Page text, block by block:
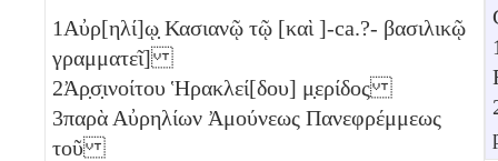
1 Αὐρ[ηλί]ῳ̣ Κασιανῷ τῷ [καὶ ]-ca.?- βασιλικῷ
γραμματεῖ]
2Ἀρ̣σ̣ινοίτου Ἡρακλεί[δου] μ̣ερίδος
3παρὰ Αὐρηλίων Ἀμούνεως Πανεφρέμμεως
τοῦ